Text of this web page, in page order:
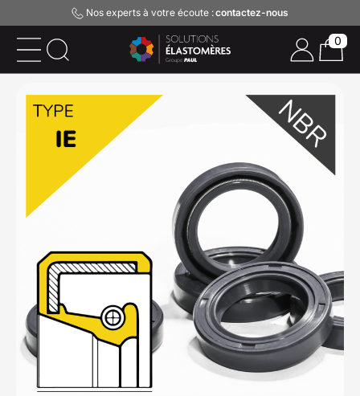
Nos experts à votre écoute :contactez-nous
0